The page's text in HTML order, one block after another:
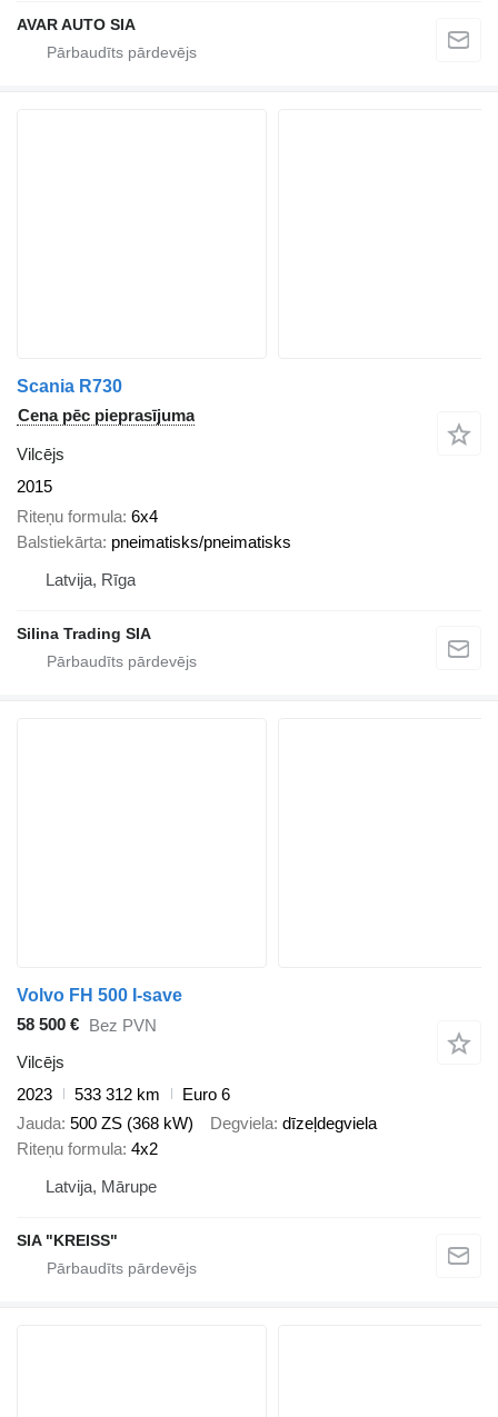
AVAR AUTO SIA
Scania R730
Cena pēc pieprasījuma
Vilcējs
2015
Riteņu formula 6x4
Balstiekārta pneimatisks/pneimatisks
Latvija, Rīga
Silina Trading SIA
Volvo FH 500 I-save
58 500 €
Bez PVN
Vilcējs
2023
533 312 km
Euro 6
Jauda 500 ZS (368 kW) Degviela dīzeļdegviela
Riteņu formula 4x2
Latvija, Mārupe
SIA "KREISS"